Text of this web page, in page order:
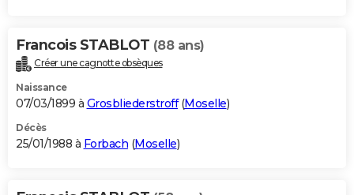
Francois STABLOT (88 ans)
Créer une cagnotte obsèques
Naissance
07/03/1899 à Grosbliederstroff(Moselle)
Décès
25/01/1988 à Forbach (Moselle)